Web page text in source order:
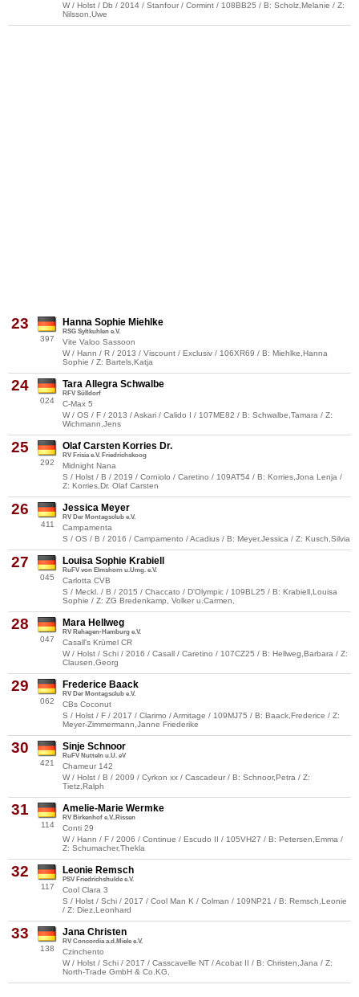
W / Holst / Db / 2014 / Stanfour / Cormint / 108BB25 / B: Scholz,Melanie / Z:
Nilsson,Uwe
23
397
Hanna Sophie Miehlke
RSG Syltkuhlen e.V.
Vite Valoo Sassoon
W / Hann / R / 2013 / Viscount / Exclusiv / 106XR69 / B: Miehlke,Hanna
Sophie / Z: Bartels,Katja
24
024
Tara Allegra Schwalbe
RFV Sülldorf
C-Max 5
W / OS / F / 2013 / Askari / Calido I / 107ME82 / B: Schwalbe,Tamara / Z:
Wichmann,Jens
25
292
Olaf Carsten Korries Dr.
RV Frisia e.V. Friedrichskoog
Midnight Nana
S / Holst / B / 2019 / Corniolo / Caretino / 109AT54 / B: Korries,Jona Lenja /
Z: Korries,Dr. Olaf Carsten
26
411
Jessica Meyer
RV Der Montagsclub e.V.
Campamenta
S / OS / B / 2016 / Campamento / Acadius / B: Meyer,Jessica / Z: Kusch,Silvia
27
045
Louisa Sophie Krabiell
RuFV von Elmshorn u.Umg. e.V.
Carlotta CVB
S / Meckl. / B / 2015 / Chaccato / D'Olympic / 109BL25 / B: Krabiell,Louisa
Sophie / Z: ZG Bredenkamp, Volker u.Carmen,
28
047
Mara Hellweg
RV Rehagen-Hamburg e.V.
Casall's Krümel CR
W / Holst / Schi / 2016 / Casall / Caretino / 107CZ25 / B: Hellweg,Barbara / Z:
Clausen,Georg
29
062
Frederice Baack
RV Der Montagsclub e.V.
CBs Coconut
S / Holst / F / 2017 / Clarimo / Armitage / 109MJ75 / B: Baack,Frederice / Z:
Meyer-Zimmermann,Janne Friederike
30
421
Sinje Schnoor
RuFV Nutteln u.U. eV
Chameur 142
W / Holst / B / 2009 / Cyrkon xx / Cascadeur / B: Schnoor,Petra / Z:
Tietz,Ralph
31
114
Amelie-Marie Wermke
RV Birkenhof e.V.,Rissen
Conti 29
W / Hann / F / 2006 / Continue / Escudo II / 105VH27 / B: Petersen,Emma /
Z: Schumacher,Thekla
32
117
Leonie Remsch
PSV Friedrichshulde e.V.
Cool Clara 3
S / Holst / Schi / 2017 / Cool Man K / Colman / 109NP21 / B: Remsch,Leonie
/ Z: Diez,Leonhard
33
138
Jana Christen
RV Concordia a.d.Miele e.V.
Czinchento
W / Holst / Schi / 2017 / Casscavelle NT / Acobat II / B: Christen,Jana / Z:
North-Trade GmbH & Co.KG,